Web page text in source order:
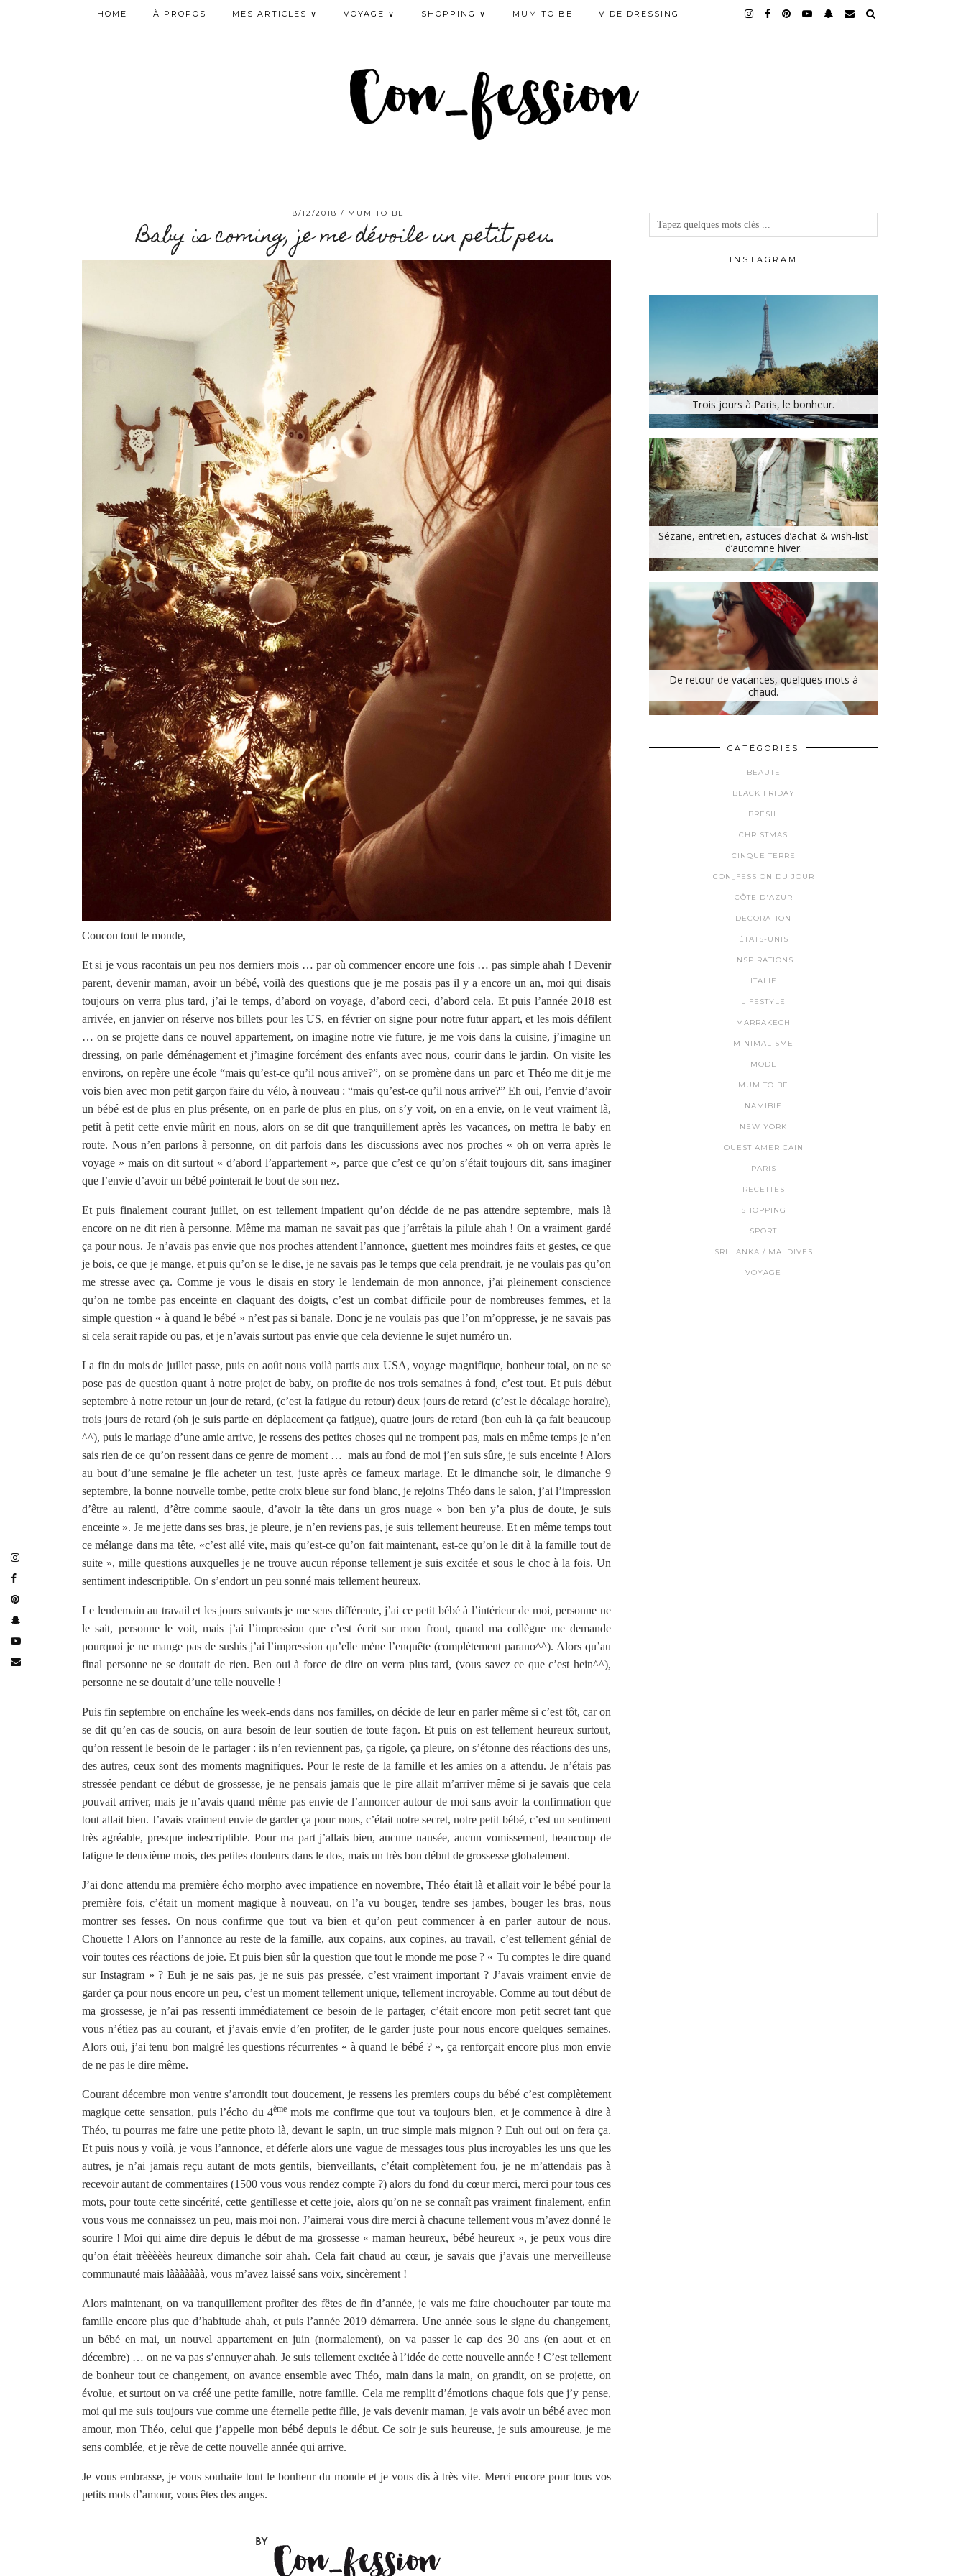
HOME À PROPOS MES ARTICLES ∨ VOYAGE ∨ SHOPPING ∨ MUM TO BE VIDE DRESSING
18/12/2018 MUM TO BE
Baby is coming, je me dévoile un petit peu.
Coucou tout le monde,
Et si je vous racontais un peu nos derniers mois … par où commencer encore une fois … pas simple ahah ! Devenir
parent, devenir maman, avoir un bébé, voilà des questions que je me posais pas il y a encore un an, moi qui disais
toujours on verra plus tard, j’ai le temps, d’abord on voyage, d’abord ceci, d’abord cela. Et puis l’année 2018 est
arrivée, en janvier on réserve nos billets pour les US, en février on signe pour notre futur appart, et les mois défilent
… on se projette dans ce nouvel appartement, on imagine notre vie future, je me vois dans la cuisine, j’imagine un
dressing, on parle déménagement et j’imagine forcément des enfants avec nous, courir dans le jardin. On visite les
environs, on repère une école “mais qu’est-ce qu’il nous arrive?”, on se promène dans un parc et Théo me dit je me
vois bien avec mon petit garçon faire du vélo, à nouveau : “mais qu’est-ce qu’il nous arrive?” Eh oui, l’envie d’avoir
un bébé est de plus en plus présente, on en parle de plus en plus, on s’y voit, on en a envie, on le veut vraiment là,
petit à petit cette envie mûrit en nous, alors on se dit que tranquillement après les vacances, on mettra le baby en
route. Nous n’en parlons à personne, on dit parfois dans les discussions avec nos proches « oh on verra après le
voyage » mais on dit surtout « d’abord l’appartement », parce que c’est ce qu’on s’était toujours dit, sans imaginer
que l’envie d’avoir un bébé pointerait le bout de son nez.
Et puis finalement courant juillet, on est tellement impatient qu’on décide de ne pas attendre septembre, mais là
encore on ne dit rien à personne. Même ma maman ne savait pas que j’arrêtais la pilule ahah ! On a vraiment gardé
ça pour nous. Je n’avais pas envie que nos proches attendent l’annonce, guettent mes moindres faits et gestes, ce que
je bois, ce que je mange, et puis qu’on se le dise, je ne savais pas le temps que cela prendrait, je ne voulais pas qu’on
me stresse avec ça. Comme je vous le disais en story le lendemain de mon annonce, j’ai pleinement conscience
qu’on ne tombe pas enceinte en claquant des doigts, c’est un combat difficile pour de nombreuses femmes, et la
simple question « à quand le bébé » n’est pas si banale. Donc je ne voulais pas que l’on m’oppresse, je ne savais pas
si cela serait rapide ou pas, et je n’avais surtout pas envie que cela devienne le sujet numéro un.
La fin du mois de juillet passe, puis en août nous voilà partis aux USA, voyage magnifique, bonheur total, on ne se
pose pas de question quant à notre projet de baby, on profite de nos trois semaines à fond, c’est tout. Et puis début
septembre à notre retour un jour de retard, (c’est la fatigue du retour) deux jours de retard (c’est le décalage horaire),
trois jours de retard (oh je suis partie en déplacement ça fatigue), quatre jours de retard (bon euh là ça fait beaucoup
^^), puis le mariage d’une amie arrive, je ressens des petites choses qui ne trompent pas, mais en même temps je n’en
sais rien de ce qu’on ressent dans ce genre de moment … mais au fond de moi j’en suis sûre, je suis enceinte ! Alors
au bout d’une semaine je file acheter un test, juste après ce fameux mariage. Et le dimanche soir, le dimanche 9
septembre, la bonne nouvelle tombe, petite croix bleue sur fond blanc, je rejoins Théo dans le salon, j’ai l’impression
d’être au ralenti, d’être comme saoule, d’avoir la tête dans un gros nuage « bon ben y’a plus de doute, je suis
enceinte ». Je me jette dans ses bras, je pleure, je n’en reviens pas, je suis tellement heureuse. Et en même temps tout
ce mélange dans ma tête, «c’est allé vite, mais qu’est-ce qu’on fait maintenant, est-ce qu’on le dit à la famille tout de
suite », mille questions auxquelles je ne trouve aucun réponse tellement je suis excitée et sous le choc à la fois. Un
sentiment indescriptible. On s’endort un peu sonné mais tellement heureux.
Le lendemain au travail et les jours suivants je me sens différente, j’ai ce petit bébé à l’intérieur de moi, personne ne
le sait, personne le voit, mais j’ai l’impression que c’est écrit sur mon front, quand ma collègue me demande
pourquoi je ne mange pas de sushis j’ai l’impression qu’elle mène l’enquête (complètement parano^^). Alors qu’au
final personne ne se doutait de rien. Ben oui à force de dire on verra plus tard, (vous savez ce que c’est hein^^),
personne ne se doutait d’une telle nouvelle !
Puis fin septembre on enchaîne les week-ends dans nos familles, on décide de leur en parler même si c’est tôt, car on
se dit qu’en cas de soucis, on aura besoin de leur soutien de toute façon. Et puis on est tellement heureux surtout,
qu’on ressent le besoin de le partager : ils n’en reviennent pas, ça rigole, ça pleure, on s’étonne des réactions des uns,
des autres, ceux sont des moments magnifiques. Pour le reste de la famille et les amies on a attendu. Je n’étais pas
stressée pendant ce début de grossesse, je ne pensais jamais que le pire allait m’arriver même si je savais que cela
pouvait arriver, mais je n’avais quand même pas envie de l’annoncer autour de moi sans avoir la confirmation que
tout allait bien. J’avais vraiment envie de garder ça pour nous, c’était notre secret, notre petit bébé, c’est un sentiment
très agréable, presque indescriptible. Pour ma part j’allais bien, aucune nausée, aucun vomissement, beaucoup de
fatigue le deuxième mois, des petites douleurs dans le dos, mais un très bon début de grossesse globalement.
J’ai donc attendu ma première écho morpho avec impatience en novembre, Théo était là et allait voir le bébé pour la
première fois, c’était un moment magique à nouveau, on l’a vu bouger, tendre ses jambes, bouger les bras, nous
montrer ses fesses. On nous confirme que tout va bien et qu’on peut commencer à en parler autour de nous.
Chouette ! Alors on l’annonce au reste de la famille, aux copains, aux copines, au travail, c’est tellement génial de
voir toutes ces réactions de joie. Et puis bien sûr la question que tout le monde me pose ? « Tu comptes le dire quand
sur Instagram » ? Euh je ne sais pas, je ne suis pas pressée, c’est vraiment important ? J’avais vraiment envie de
garder ça pour nous encore un peu, c’est un moment tellement unique, tellement incroyable. Comme au tout début de
ma grossesse, je n’ai pas ressenti immédiatement ce besoin de le partager, c’était encore mon petit secret tant que
vous n’étiez pas au courant, et j’avais envie d’en profiter, de le garder juste pour nous encore quelques semaines.
Alors oui, j’ai tenu bon malgré les questions récurrentes « à quand le bébé ? », ça renforçait encore plus mon envie
de ne pas le dire même.
Courant décembre mon ventre s’arrondit tout doucement, je ressens les premiers coups du bébé c’est complètement
magique cette sensation, puis l’écho du 4èmemois me confirme que tout va toujours bien, et je commence à dire à
Théo, tu pourras me faire une petite photo là, devant le sapin, un truc simple mais mignon ? Euh oui oui on fera ça.
Et puis nous y voilà, je vous l’annonce, et déferle alors une vague de messages tous plus incroyables les uns que les
autres, je n’ai jamais reçu autant de mots gentils, bienveillants, c’était complètement fou, je ne m’attendais pas à
recevoir autant de commentaires (1500 vous vous rendez compte ?) alors du fond du cœur merci, merci pour tous ces
mots, pour toute cette sincérité, cette gentillesse et cette joie, alors qu’on ne se connaît pas vraiment finalement, enfin
vous vous me connaissez un peu, mais moi non. J’aimerai vous dire merci à chacune tellement vous m’avez donné le
sourire ! Moi qui aime dire depuis le début de ma grossesse « maman heureux, bébé heureux », je peux vous dire
qu’on était trèèèèès heureux dimanche soir ahah. Cela fait chaud au cœur, je savais que j’avais une merveilleuse
communauté mais lààààààà, vous m’avez laissé sans voix, sincèrement !
Alors maintenant, on va tranquillement profiter des fêtes de fin d’année, je vais me faire chouchouter par toute ma
famille encore plus que d’habitude ahah, et puis l’année 2019 démarrera. Une année sous le signe du changement,
un bébé en mai, un nouvel appartement en juin (normalement), on va passer le cap des 30 ans (en aout et en
décembre) … on ne va pas s’ennuyer ahah. Je suis tellement excitée à l’idée de cette nouvelle année ! C’est tellement
de bonheur tout ce changement, on avance ensemble avec Théo, main dans la main, on grandit, on se projette, on
évolue, et surtout on va créé une petite famille, notre famille. Cela me remplit d’émotions chaque fois que j’y pense,
moi qui me suis toujours vue comme une éternelle petite fille, je vais devenir maman, je vais avoir un bébé avec mon
amour, mon Théo, celui que j’appelle mon bébé depuis le début. Ce soir je suis heureuse, je suis amoureuse, je me
sens comblée, et je rêve de cette nouvelle année qui arrive.
Je vous embrasse, je vous souhaite tout le bonheur du monde et je vous dis à très vite. Merci encore pour tous vos
petits mots d’amour, vous êtes des anges.
INSTAGRAM
Trois jours à Paris, le bonheur.
Sézane, entretien, astuces d’achat & wish-list
d’automne hiver.
De retour de vacances, quelques mots à
chaud.
CATÉGORIES
BEAUTE
BLACK FRIDAY
BRÉSIL
CHRISTMAS
CINQUE TERRE
CON_FESSION DU JOUR
CÔTE D'AZUR
DECORATION
ÉTATS-UNIS
INSPIRATIONS
ITALIE
LIFESTYLE
MARRAKECH
MINIMALISME
MODE
MUM TO BE
NAMIBIE
NEW YORK
OUEST AMERICAIN
PARIS
RECETTES
SHOPPING
SPORT
SRI LANKA / MALDIVES
VOYAGE